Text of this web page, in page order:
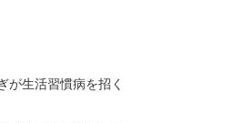
が生活習慣病を招く